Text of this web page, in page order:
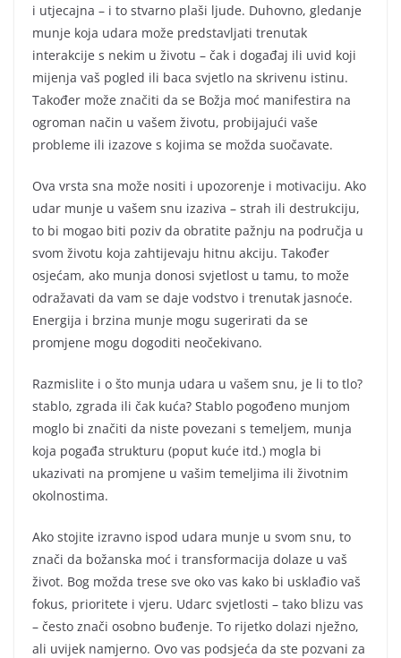
i utjecajna – i to stvarno plaši ljude. Duhovno, gledanje
munje koja udara može predstavljati trenutak
interakcije s nekim u životu – čak i događaj ili uvid koji
mijenja vaš pogled ili baca svjetlo na skrivenu istinu.
Također može značiti da se Božja moć manifestira na
ogroman način u vašem životu, probijajući vaše
probleme ili izazove s kojima se možda suočavate.
Ova vrsta sna može nositi i upozorenje i motivaciju. Ako
udar munje u vašem snu izaziva – strah ili destrukciju,
to bi mogao biti poziv da obratite pažnju na područja u
svom životu koja zahtijevaju hitnu akciju. Također
osjećam, ako munja donosi svjetlost u tamu, to može
odražavati da vam se daje vodstvo i trenutak jasnoće.
Energija i brzina munje mogu sugerirati da se
promjene mogu dogoditi neočekivano.
Razmislite i o što munja udara u vašem snu, je li to tlo?
stablo, zgrada ili čak kuća? Stablo pogođeno munjom
moglo bi značiti da niste povezani s temeljem, munja
koja pogađa strukturu (poput kuće itd.) mogla bi
ukazivati na promjene u vašim temeljima ili životnim
okolnostima.
Ako stojite izravno ispod udara munje u svom snu, to
znači da božanska moć i transformacija dolaze u vaš
život. Bog možda trese sve oko vas kako bi usklađio vaš
fokus, prioritete i vjeru. Udarc svjetlosti – tako blizu vas
– često znači osobno buđenje. To rijetko dolazi nježno,
ali uvijek namjerno. Ovo vas podsjeća da ste pozvani za